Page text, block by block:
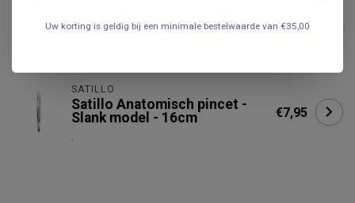
€11,95
SATILLO
Satillo Anatomisch pincet -
Slank model - 16cm
.
€7,95
Uw korting is geldig bij een minimale bestelwaarde van €35,00